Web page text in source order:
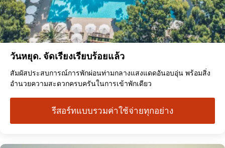
วันหยุด. จัดเรียงเรียบร้อยแล้ว
สัมผัสประสบการณ์การพักผ่อนท่ามกลางแสงแดดอันอบอุ่น พร้อมสิ่ง
อำนวยความสะดวกครบครันในการเข้าพักเดียว
รีสอร์ทแบบรวมค่าใช้จ่ายทุกอย่าง